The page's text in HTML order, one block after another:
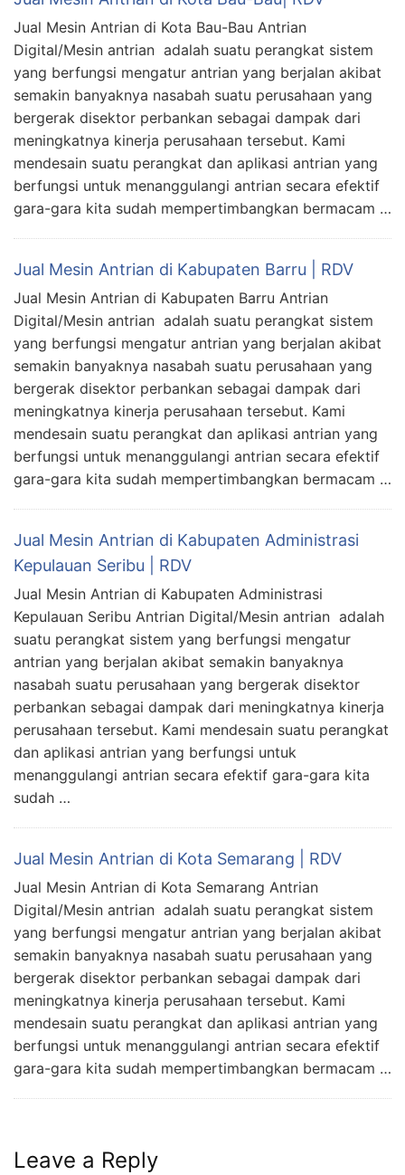
Jual Mesin Antrian di Kota Bau-Bau Antrian
Digital/Mesin antrian adalah suatu perangkat sistem
yang berfungsi mengatur antrian yang berjalan akibat
semakin banyaknya nasabah suatu perusahaan yang
bergerak disektor perbankan sebagai dampak dari
meningkatnya kinerja perusahaan tersebut. Kami
mendesain suatu perangkat dan aplikasi antrian yang
berfungsi untuk menanggulangi antrian secara efektif
gara-gara kita sudah mempertimbangkan bermacam …
Jual Mesin Antrian di Kabupaten Barru | RDV
Jual Mesin Antrian di Kabupaten Barru Antrian
Digital/Mesin antrian adalah suatu perangkat sistem
yang berfungsi mengatur antrian yang berjalan akibat
semakin banyaknya nasabah suatu perusahaan yang
bergerak disektor perbankan sebagai dampak dari
meningkatnya kinerja perusahaan tersebut. Kami
mendesain suatu perangkat dan aplikasi antrian yang
berfungsi untuk menanggulangi antrian secara efektif
gara-gara kita sudah mempertimbangkan bermacam …
Jual Mesin Antrian di Kabupaten Administrasi
Kepulauan Seribu | RDV
Jual Mesin Antrian di Kabupaten Administrasi
Kepulauan Seribu Antrian Digital/Mesin antrian adalah
suatu perangkat sistem yang berfungsi mengatur
antrian yang berjalan akibat semakin banyaknya
nasabah suatu perusahaan yang bergerak disektor
perbankan sebagai dampak dari meningkatnya kinerja
perusahaan tersebut. Kami mendesain suatu perangkat
dan aplikasi antrian yang berfungsi untuk
menanggulangi antrian secara efektif gara-gara kita
sudah …
Jual Mesin Antrian di Kota Semarang | RDV
Jual Mesin Antrian di Kota Semarang Antrian
Digital/Mesin antrian adalah suatu perangkat sistem
yang berfungsi mengatur antrian yang berjalan akibat
semakin banyaknya nasabah suatu perusahaan yang
bergerak disektor perbankan sebagai dampak dari
meningkatnya kinerja perusahaan tersebut. Kami
mendesain suatu perangkat dan aplikasi antrian yang
berfungsi untuk menanggulangi antrian secara efektif
gara-gara kita sudah mempertimbangkan bermacam …
Leave a Reply